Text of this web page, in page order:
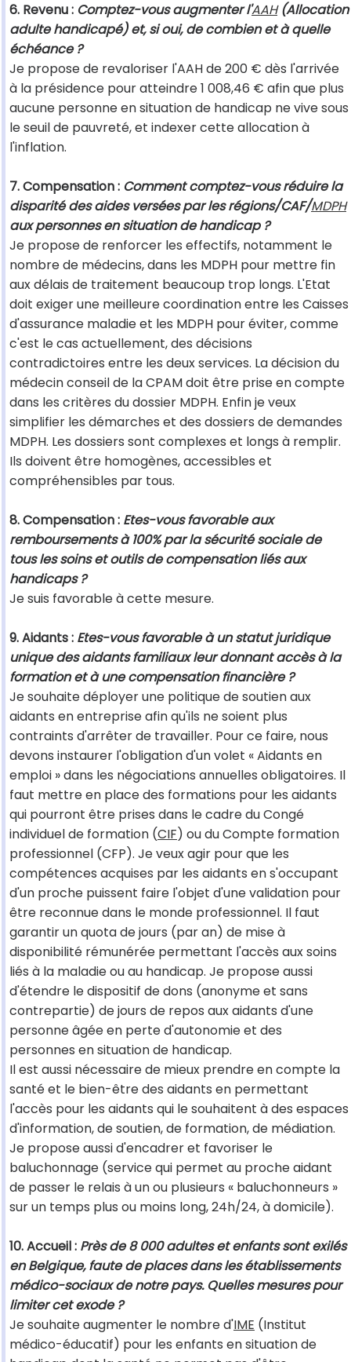
6. Revenu : Comptez-vous augmenter l'AAH(Allocation
adulte handicapé) et, si oui, de combien et à quelle
échéance ?
Je propose de revaloriser l'AAH de 200 € dès l'arrivée
à la présidence pour atteindre 1 008,46 € afin que plus
aucune personne en situation de handicap ne vive sous
le seuil de pauvreté, et indexer cette allocation à
l'inflation.
7. Compensation : Comment comptez-vous réduire la
disparité des aides versées par les régions/CAF/MDPH
aux personnes en situation de handicap ?
Je propose de renforcer les effectifs, notamment le
nombre de médecins, dans les MDPH pour mettre fin
aux délais de traitement beaucoup trop longs. L'Etat
doit exiger une meilleure coordination entre les Caisses
d'assurance maladie et les MDPH pour éviter, comme
c'est le cas actuellement, des décisions
contradictoires entre les deux services. La décision du
médecin conseil de la CPAM doit être prise en compte
dans les critères du dossier MDPH. Enfin je veux
simplifier les démarches et des dossiers de demandes
MDPH. Les dossiers sont complexes et longs à remplir.
Ils doivent être homogènes, accessibles et
compréhensibles par tous.
8. Compensation : Etes-vous favorable aux
remboursements à 100% par la sécurité sociale de
tous les soins et outils de compensation liés aux
handicaps ?
Je suis favorable à cette mesure.
9. Aidants : Etes-vous favorable à un statut juridique
unique des aidants familiaux leur donnant accès à la
formation et à une compensation financière ?
Je souhaite déployer une politique de soutien aux
aidants en entreprise afin qu'ils ne soient plus
contraints d'arrêter de travailler. Pour ce faire, nous
devons instaurer l'obligation d'un volet « Aidants en
emploi » dans les négociations annuelles obligatoires. Il
faut mettre en place des formations pour les aidants
qui pourront être prises dans le cadre du Congé
individuel de formation (CIF) ou du Compte formation
professionnel (CFP). Je veux agir pour que les
compétences acquises par les aidants en s'occupant
d'un proche puissent faire l'objet d'une validation pour
être reconnue dans le monde professionnel. Il faut
garantir un quota de jours (par an) de mise à
disponibilité rémunérée permettant l'accès aux soins
liés à la maladie ou au handicap. Je propose aussi
d'étendre le dispositif de dons (anonyme et sans
contrepartie) de jours de repos aux aidants d'une
personne âgée en perte d'autonomie et des
personnes en situation de handicap.
Il est aussi nécessaire de mieux prendre en compte la
santé et le bien-être des aidants en permettant
l'accès pour les aidants qui le souhaitent à des espaces
d'information, de soutien, de formation, de médiation.
Je propose aussi d'encadrer et favoriser le
baluchonnage (service qui permet au proche aidant
de passer le relais à un ou plusieurs « baluchonneurs »
sur un temps plus ou moins long, 24h/24, à domicile).
10. Accueil : Près de 8 000 adultes et enfants sont exilés
en Belgique, faute de places dans les établissements
médico-sociaux de notre pays. Quelles mesures pour
limiter cet exode ?
Je souhaite augmenter le nombre d'IME (Institut
médico-éducatif) pour les enfants en situation de